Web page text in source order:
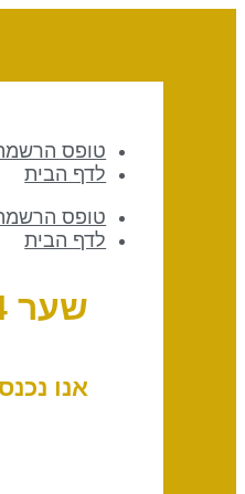
טופס הרשמה
לדף הבית
טופס הרשמה
לדף הבית
שער 24 – החזרה // קו 3 – המתמכר
אנו